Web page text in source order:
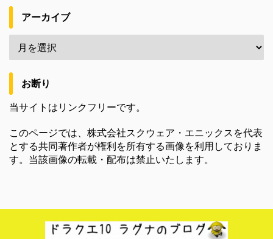
アーカイブ
お断り
当サイトはリンクフリーです。
このページでは、株式会社スクウェア・エニックスを代表
とする共同著作者が権利を所有する画像を利用しておりま
す。当該画像の転載・配布は禁止いたします。